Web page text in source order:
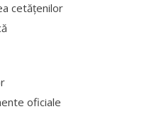
cetățenilor
oficiale